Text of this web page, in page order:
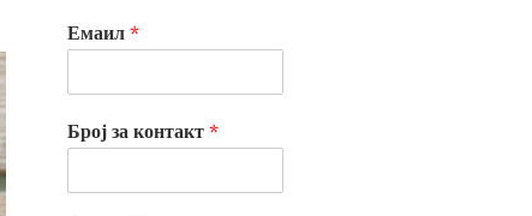
Емаил *
Број за контакт *